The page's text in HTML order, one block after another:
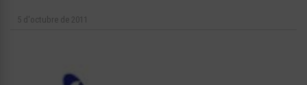
5 d'octubre de 2011